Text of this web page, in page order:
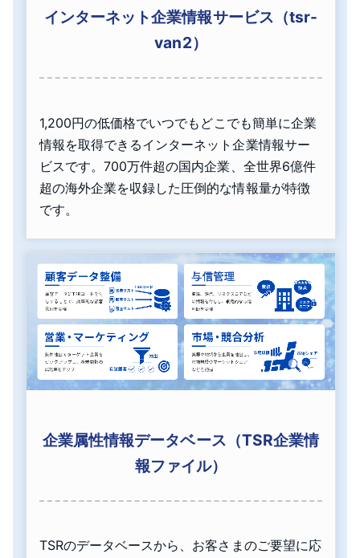
インターネット企業情報サービス（tsr-
van2）
1,200円の低価格でいつでもどこでも簡単に企業
情報を取得できるインターネット企業情報サー
ビスです。700万件超の国内企業、全世界6億件
超の海外企業を収録した圧倒的な情報量が特徴
です。
企業属性情報データベース（TSR企業情
報ファイル）
TSRのデータベースから、お客さまのご要望に応